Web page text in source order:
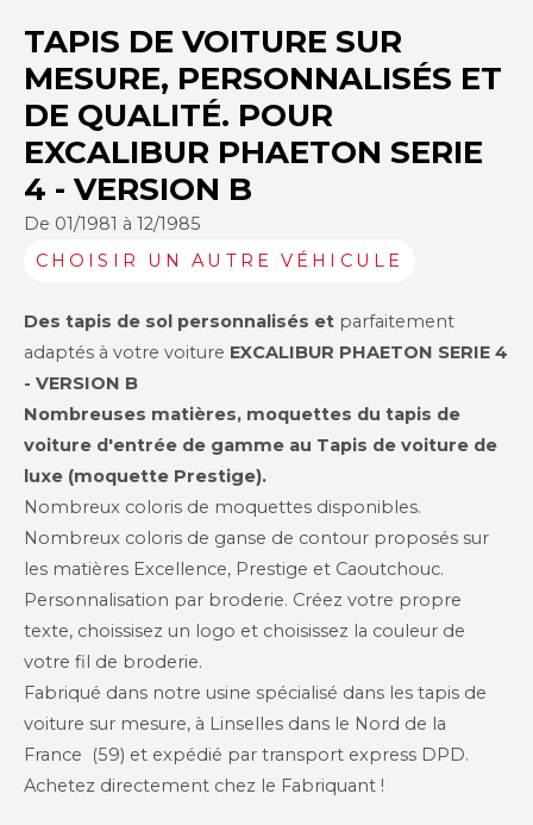
TAPIS DE VOITURE SUR
MESURE, PERSONNALISÉS ET
DE QUALITÉ. POUR
EXCALIBUR PHAETON SERIE
4 - VERSION B
De 01/1981 à 12/1985
CHOISIR UN AUTRE VÉHICULE
Des tapis de sol personnalisés et parfaitement
adaptés à votre voiture EXCALIBUR PHAETON SERIE 4
- VERSION B
Nombreuses matières, moquettes du tapis de
voiture d'entrée de gamme au Tapis de voiture de
luxe (moquette Prestige).
Nombreux coloris de moquettes disponibles.
Nombreux coloris de ganse de contour proposés sur
les matières Excellence, Prestige et Caoutchouc.
Personnalisation par broderie. Créez votre propre
texte, choissisez un logo et choisissez la couleur de
votre fil de broderie.
Fabriqué dans notre usine spécialisé dans les tapis de
voiture sur mesure, à Linselles dans le Nord de la
France (59) et expédié par transport express DPD.
Achetez directement chez le Fabriquant !